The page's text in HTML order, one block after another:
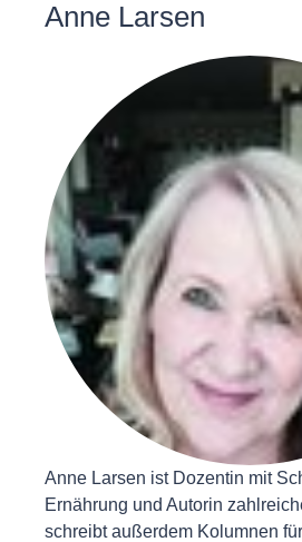
Anne Larsen
Anne Larsen ist Dozentin mit
Ernährung und Autorin
schreibt außerdem Kolumnen